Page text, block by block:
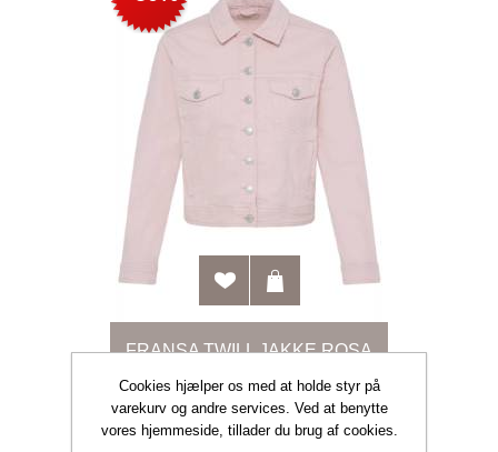
FRANSA TWILL JAKKE ROSA
DKK 399,95 DKK 199,98
Cookies hjælper os med at holde styr på
varekurv og andre services. Ved at benytte
vores hjemmeside, tillader du brug af cookies.